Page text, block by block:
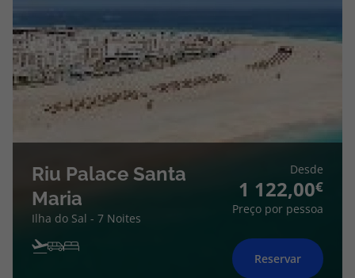
Riu Palace Santa
Maria
Ilha do Sal - 7 Noites
Desde
1 122,00
Preço por pessoa
Reservar